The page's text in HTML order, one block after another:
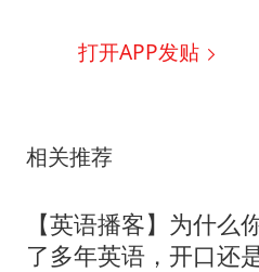
打开APP发贴
相关推荐
【英语播客】为什么
了多年英语，开口还